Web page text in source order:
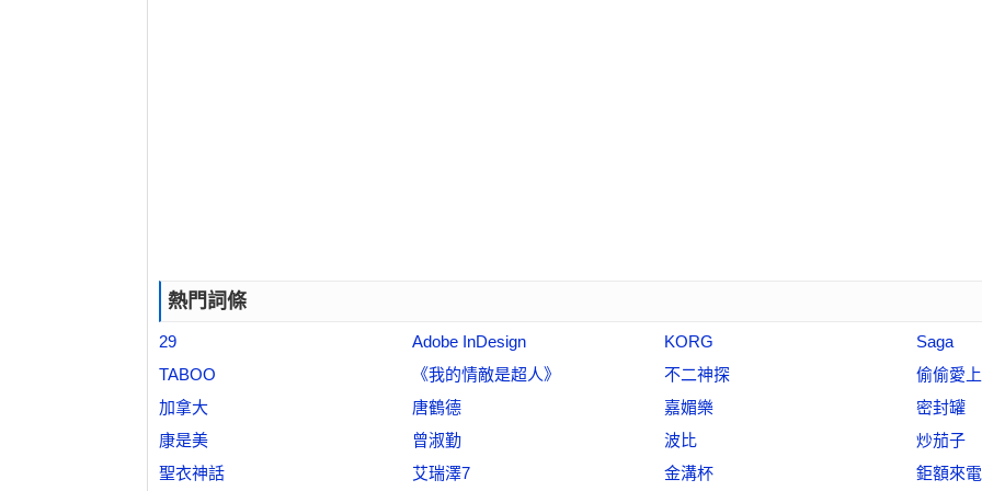
熱門詞條
29 Adobe InDesign KORG
Saga
TABOO
《我的情敵是超人》 不二神探
偷偷愛
加拿大
唐鶴德 嘉媚樂
密封罐
康是美
曾淑勤 波比
炒茄子
聖衣神話
艾瑞澤7 金溝杯 鉅額來電